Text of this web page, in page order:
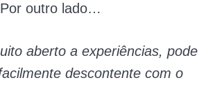
outro lado…
aberto a experiências, pode
descontente com o